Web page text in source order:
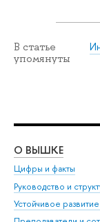
В статье
упомянуты
О ВЫШКЕ
Цифры и факты
Руководство и
Устойчивое